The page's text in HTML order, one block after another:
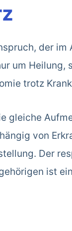
der
um Heilung,
trotz
gleiche
von
Der
ist